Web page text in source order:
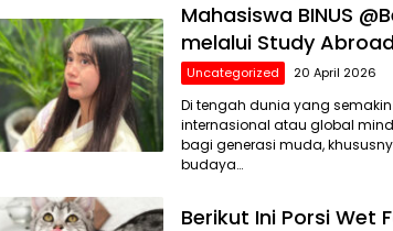
Mahasiswa BINUS
melalui Study
Uncategorized 20 April 2026
Di tengah dunia yang
internasional atau global
bagi generasi muda,
budaya…
Berikut Ini Porsi Wet